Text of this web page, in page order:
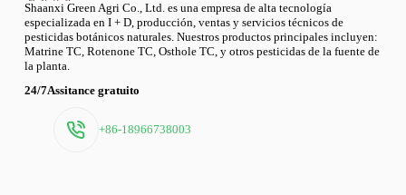
Shaanxi Green Agri Co., Ltd. es una empresa de alta tecnología
especializada en I + D, producción, ventas y servicios técnicos de
pesticidas botánicos naturales. Nuestros productos principales incluyen:
Matrine TC, Rotenone TC, Osthole TC, y otros pesticidas de la fuente de
la planta.
24/7Assitance gratuito
+86-18966738003